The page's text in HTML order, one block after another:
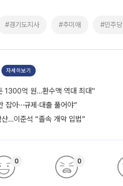
#경기도지사 #추미애 #민주당
자세히보기
1300억 원…환수액 역대 최대"
잡아⋯규제·대출 풀어야”
산…이준석 “졸속 개악 입법”
0 0